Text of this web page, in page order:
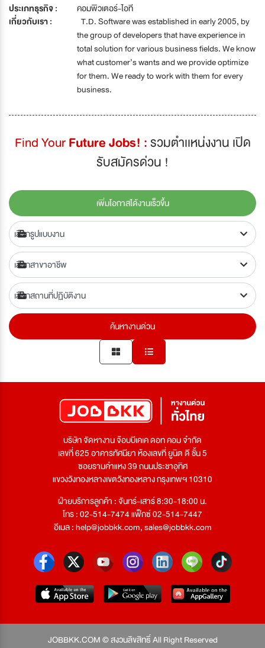
ประเภทธุรกิจ :
คอมพิวเตอร์-ไอที
เกี่ยวกับเรา :
T.D. Software was established in early 2005, by
the group of developers that have experience in
total solution for various business fields. We know
what customer’s wants and we provide optimize
for them. We ready to work with them for every
business.
Find YourFuture Jobs! :รวมตำเเหน่งงาน เปิด
รับสมัครด่วน !
เพิ่มโอกาสได้งานเร็วขึ้น
ค้นหางานด่วน
บริษัท จัดหางาน จ๊อบบีเคเค ดอท คอม จำกัด
เลขที่ 625 อาคารทัศนียา ห้องเลขที่ ยูนิต ดี ชั้น 5
ซอยรามคำแหง 39 ถนนประชาอุทิศ
แขวงวังทองหลางเขตวังทองหลาง กรุงเทพฯ 10310
ฝ่ายบริการลูกค้า : จันทร์-เสาร์ 8:30-18:00 น.
โทร : 02-514-7474 แฟ็กซ์ 02-514-7447
อีเมล :help@jobbkk.com,sales@jobbkk.com
JOBBKK.COM © สงวนลิขสิทธิ์ All Right Reserved